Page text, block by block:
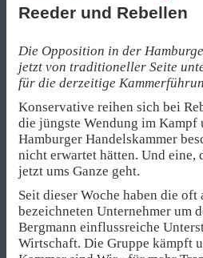
Reeder und Rebellen
Die Opposition in der
jetzt von traditioneller Seite
für die derzeitige
Konservative reihen sich bei
die jüngste Wendung im Kampf
Hamburger Handelskammer
nicht erwartet hätten. Und eine,
jetzt ums Ganze geht.
Seit dieser Woche haben die
bezeichneten Unternehmer um
Bergmann einflussreiche
Wirtschaft. Die Gruppe kämpft